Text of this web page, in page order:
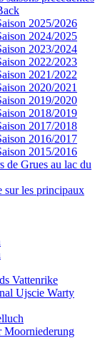
2025/2026
2024/2025
2023/2024
2022/2023
2021/2022
2020/2021
2019/2020
2018/2019
2017/2018
2016/2017
2015/2016
de Grues au lac du
sur les principaux
Vattenrike
Ujscie Warty
Moorniederung